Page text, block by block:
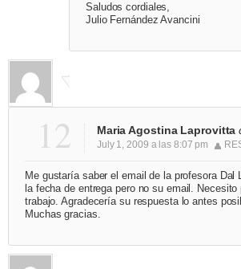
Saludos cordiales,
Julio Fernández Avancini
12 Maria Agostina Laprovitta
July 1, 2009 a las 8:07 pm
Me gustaría saber el email de la profesora Dal
la fecha de entrega pero no su email.
trabajo. Agradecería su respuesta lo antes
Muchas gracias.